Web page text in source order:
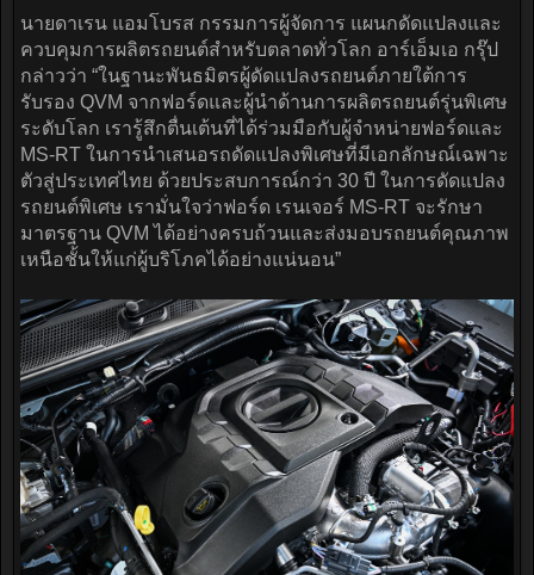
นายดาเรน แอมโบรส กรรมการผู้จัดการ แผนกดัดแปลงและ
ควบคุมการผลิตรถยนต์สำหรับตลาดทั่วโลก อาร์เอ็มเอ กรุ๊ป
กล่าวว่า “ในฐานะพันธมิตรผู้ดัดแปลงรถยนต์ภายใต้การ
รับรอง QVM จากฟอร์ดและผู้นำด้านการผลิตรถยนต์รุ่นพิเศษ
ระดับโลก เรารู้สึกตื่นเต้นที่ได้ร่วมมือกับผู้จำหน่ายฟอร์ดและ
MS-RT ในการนำเสนอรถดัดแปลงพิเศษที่มีเอกลักษณ์เฉพาะ
ตัวสู่ประเทศไทย ด้วยประสบการณ์กว่า 30 ปี ในการดัดแปลง
รถยนต์พิเศษ เรามั่นใจว่าฟอร์ด เรนเจอร์ MS-RT จะรักษา
มาตรฐาน QVM ได้อย่างครบถ้วนและส่งมอบรถยนต์คุณภาพ
เหนือชั้นให้แก่ผู้บริโภคได้อย่างแน่นอน”